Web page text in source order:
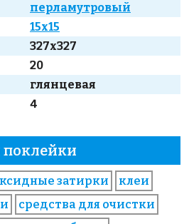
перламутровый
15x15
327x327
20
глянцевая
4
затирки
клеи
средства для очистки